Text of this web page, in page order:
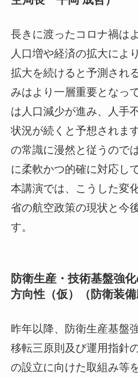
長きに渡ったコロナ禍は
人口増や経済の拡大によ
拡大を続けると予測され
みはより一層重要となっ
は人口減少が進み、人手
状況が続くと予想されま
の常識に漫然と従うので
に柔軟かつ的確に対応し
本講演では、こうした変
省の航空政策の現状と今
す。
防衛生産・技術基盤強
方向性（仮）（防衛装
昨年以降、防衛生産基盤
移転三原則及び運用指針
の設立に向けた取組み等